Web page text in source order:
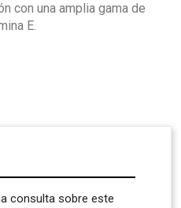
con una amplia gama de
E.
consulta sobre este